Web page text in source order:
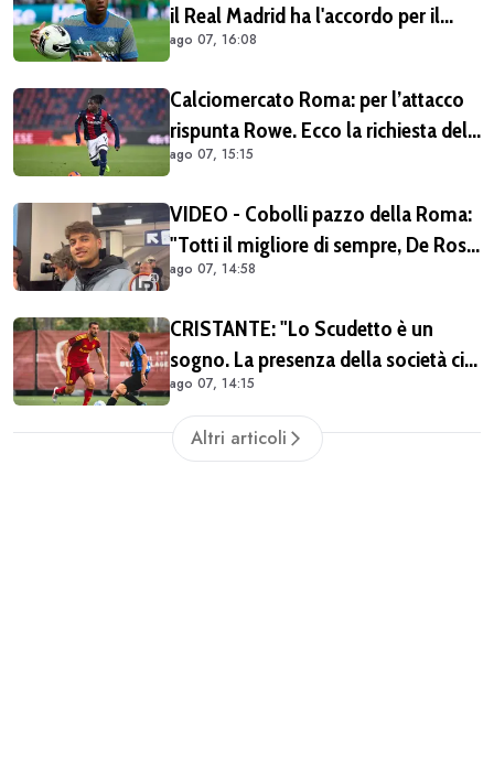
il Real Madrid ha l'accordo per il
prestito di Endrick in Premier League
ago 07, 16:08
Calciomercato Roma: per l’attacco
rispunta Rowe. Ecco la richiesta del
Bologna
ago 07, 15:15
VIDEO - Cobolli pazzo della Roma:
"Totti il migliore di sempre, De Rossi
il miglior centrocampista. È il club
ago 07, 14:58
CRISTANTE: "Lo Scudetto è un
sogno. La presenza della società ci
dà una spinta anche sul mercato"
(VIDEO)
ago 07, 14:15
Altri articoli